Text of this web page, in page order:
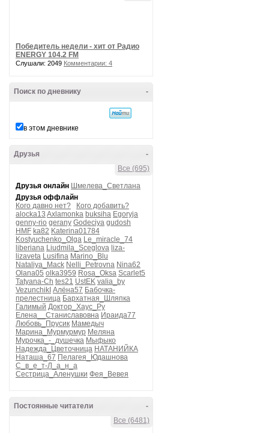
Победитель недели - хит от Радио
ENERGY 104.2 FM
Слушали: 2049 Комментарии: 4
-
Поиск по дневнику
в этом дневнике
-
Друзья
Все (695)
Друзья онлайн Шмелева_Светлана
Друзья оффлайн
Кого давно нет?
Кого добавить?
alocka13 Axlamonka buksiha Egoryja
genny-rio gerany Godeciya gudosh
HMF ka82 Katerina01784
Kostyuchenko_Olga Le_miracle_74
liberiana Liudmila_Sceglova liza-
lizaveta Lusifina Marino_Blu
Nataliya_Mack Nelli_Petrovna Nina62
Olana05 olka3959 Rosa_Oksa Scarlet5
Tatyana-Ch tes21 UstEK valia_by
VezunchikI Алёна57 Бабочка-
прелестница Бархатная_Шляпка
Галимый Доктор_Хаус_Ру
Елена__Станиславовна Ираида77
Любовь_Прусик Мамедыч
Марина_Мурмурмур Меляна
Мурочка_-_душечка Мыфыко
Надежда_Цветочница НАТАНИЙКА
Наташа_67 Пелагея_Юдашнова
С_в_е_т-Л_а_н_а
Сестрица_Аленушки Фея_Вевея
-
Постоянные читатели
Все (6481)